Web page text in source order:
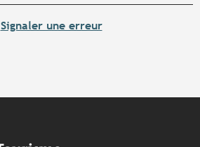
Signaler une erreur